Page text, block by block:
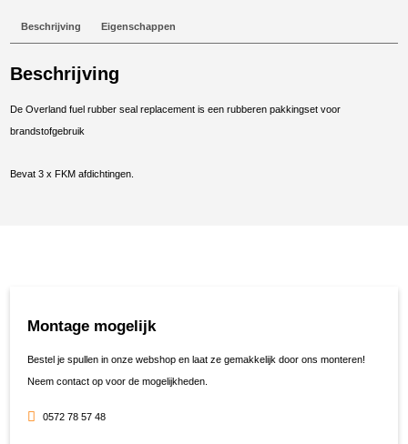
Beschrijving Eigenschappen
Beschrijving
De Overland fuel rubber seal replacement is een rubberen pakkingset voor
brandstofgebruik
Bevat 3 x FKM afdichtingen.
Montage mogelijk
Bestel je spullen in onze webshop en laat ze gemakkelijk door ons monteren!
Neem contact op voor de mogelijkheden.
0572 78 57 48